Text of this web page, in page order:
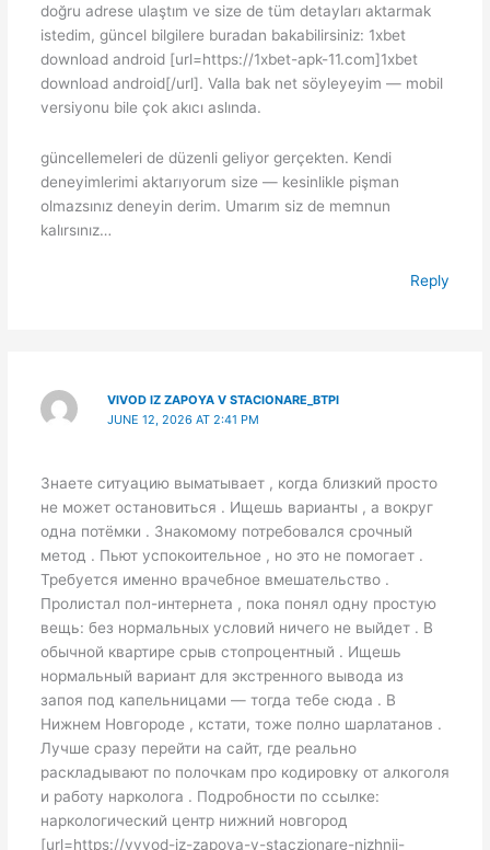
doğru adrese ulaştım ve size de tüm detayları aktarmak
istedim, güncel bilgilere buradan bakabilirsiniz: 1xbet
download android [url=https://1xbet-apk-11.com]1xbet
download android[/url]. Valla bak net söyleyeyim — mobil
versiyonu bile çok akıcı aslında.
güncellemeleri de düzenli geliyor gerçekten. Kendi
deneyimlerimi aktarıyorum size — kesinlikle pişman
olmazsınız deneyin derim. Umarım siz de memnun
kalırsınız…
Reply
VIVOD IZ ZAPOYA V STACIONARE_BTPI
JUNE 12, 2026 AT 2:41 PM
Знаете ситуацию выматывает , когда близкий просто
не может остановиться . Ищешь варианты , а вокруг
одна потёмки . Знакомому потребовался срочный
метод . Пьют успокоительное , но это не помогает .
Требуется именно врачебное вмешательство .
Пролистал пол-интернета , пока понял одну простую
вещь: без нормальных условий ничего не выйдет . В
обычной квартире срыв стопроцентный . Ищешь
нормальный вариант для экстренного вывода из
запоя под капельницами — тогда тебе сюда . В
Нижнем Новгороде , кстати, тоже полно шарлатанов .
Лучше сразу перейти на сайт, где реально
раскладывают по полочкам про кодировку от алкоголя
и работу нарколога . Подробности по ссылке:
наркологический центр нижний новгород
[url=https://vyvod-iz-zapoya-v-staczionare-nizhnij-